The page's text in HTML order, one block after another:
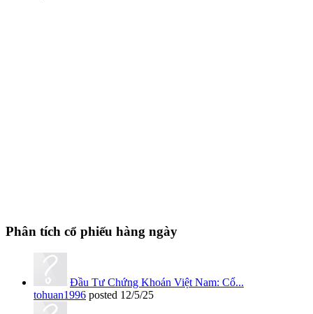
Phân tích cổ phiếu hàng ngày
Đầu Tư Chứng Khoán Việt Nam: Cổ...
tohuan1996 posted 12/5/25